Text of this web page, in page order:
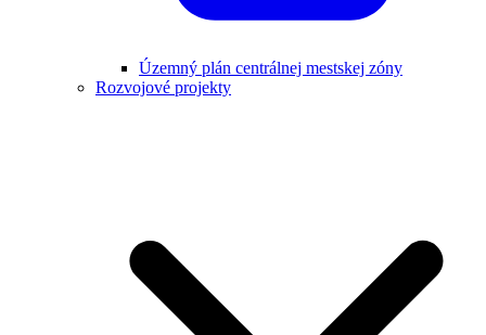
Územný plán centrálnej mestskej zóny
Rozvojové projekty